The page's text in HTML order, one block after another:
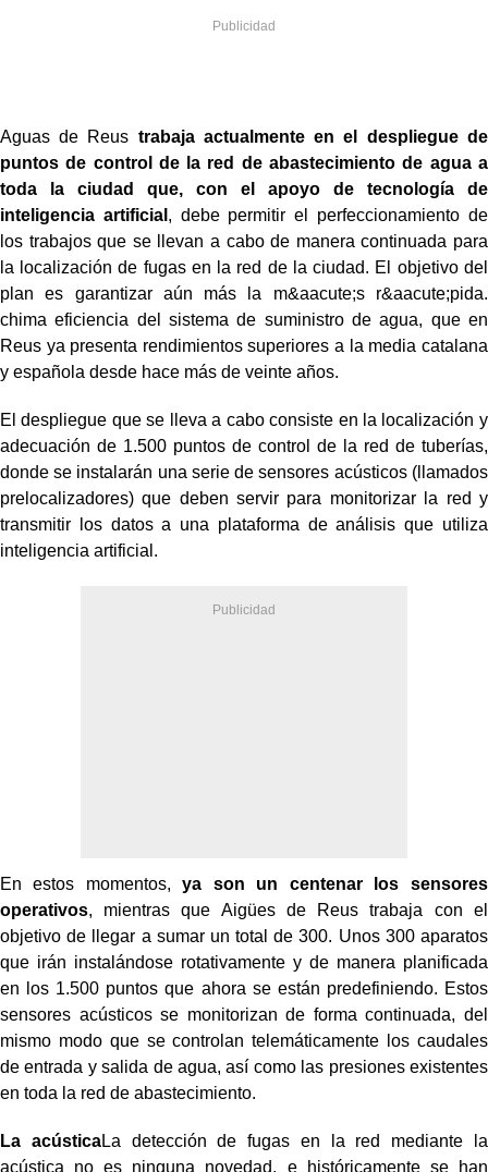
Aguas de Reus trabaja actualmente en el despliegue de
puntos de control de la red de abastecimiento de agua a
toda la ciudad que, con el apoyo de tecnología de
inteligencia artificial , debe permitir el perfeccionamiento de
los trabajos que se llevan a cabo de manera continuada para
la localización de fugas en la red de la ciudad. El objetivo del
plan es garantizar aún más la m&aacute;s r&aacute;pida.
chima eficiencia del sistema de suministro de agua, que en
Reus ya presenta rendimientos superiores a la media catalana
y española desde hace más de veinte años.
El despliegue que se lleva a cabo consiste en la localización y
adecuación de 1.500 puntos de control de la red de tuberías,
donde se instalarán una serie de sensores acústicos (llamados
prelocalizadores) que deben servir para monitorizar la red y
transmitir los datos a una plataforma de análisis que utiliza
inteligencia artificial.
En estos momentos, ya son un centenar los sensores
operativos, mientras que Aigües de Reus trabaja con el
objetivo de llegar a sumar un total de 300. Unos 300 aparatos
que irán instalándose rotativamente y de manera planificada
en los 1.500 puntos que ahora se están predefiniendo. Estos
sensores acústicos se monitorizan de forma continuada, del
mismo modo que se controlan telemáticamente los caudales
de entrada y salida de agua, así como las presiones existentes
en toda la red de abastecimiento.
La acústicaLa detección de fugas en la red mediante la
acústica no es ninguna novedad, e históricamente se han